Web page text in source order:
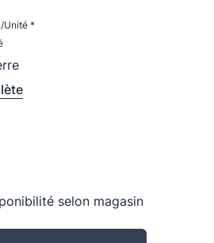
Unité *
selon magasin